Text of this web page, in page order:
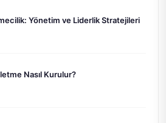
Yönetim ve Liderlik Stratejileri
Nasıl Kurulur?